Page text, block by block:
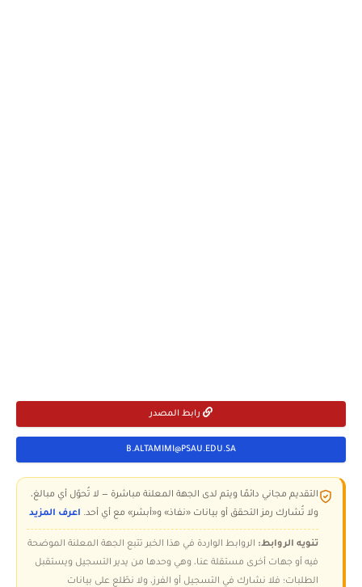
رابط المصدر
B.ALTAMIMI@PSAU.EDU.SA
التقديم مجاني دائمًا ويتم لدى الجهة المعلنة مباشرة — لا تُحوّل أي مبالغ،
ولا تُشارك رمز التحقق أو بيانات «نفاذ» و«أبشر» مع أي أحد. اعرف المزيد
تنويه الروابط: الروابط الواردة في هذا الخبر تتبع الجهة المعلنة الموضحة
فيه أو جهات أخرى مستقلة عنا، وهي وحدها من يدير التسجيل ويستقبل
الطلبات؛ فلا نشارك في التسجيل أو الفرز، ولا نطّلع على بيانات